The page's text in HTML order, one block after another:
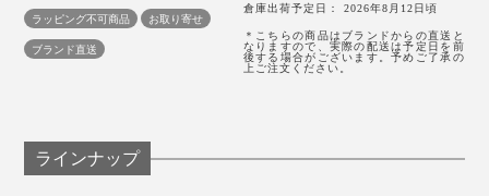
シックなカラーリングに、高級感溢れるデザインは、イ
タリア人デザイナー、ジュリア・スブリニャデッロによ
ラッピング不可商品
お取り寄せ
ブランド直送
倉庫出荷予定日： 2026年8月12日頃
＊こちらの商品はブランドからの直送と
なりますので、実際の配送は予定日を前
後する場合がございます。予めご了承の
上ご注文ください。
ラインナップ